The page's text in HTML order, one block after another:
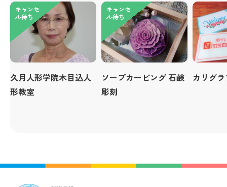
キャンセ
ル待ち
久月人形学院木目込人
形教室
キャンセ
ル待ち
ソープカービング 石鹸
彫刻
カリグ